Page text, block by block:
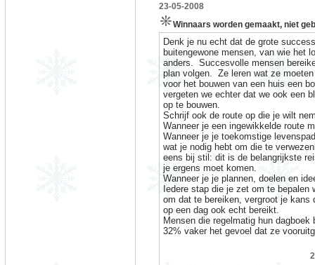
23-05-2008
Winnaars worden gemaakt, niet
Denk je nu echt dat de grote
buitengewone mensen, van wie het
anders.
Succesvolle mensen
plan volgen.
Ze leren wat ze
voor het bouwen van een huis een
vergeten we echter dat we ook een
op te bouwen.
Schrijf ook de route op die je wilt
Wanneer je een ingewikkelde route
Wanneer je je toekomstige
wat je nodig hebt om die te
eens bij stil: dit is de belangrijkste
je ergens moet komen.
Wanneer je je plannen, doelen en
Iedere stap die je zet om te
om dat te bereiken, vergroot je kans
op een dag ook echt bereikt.
Mensen die regelmatig hun
32% vaker het gevoel dat ze